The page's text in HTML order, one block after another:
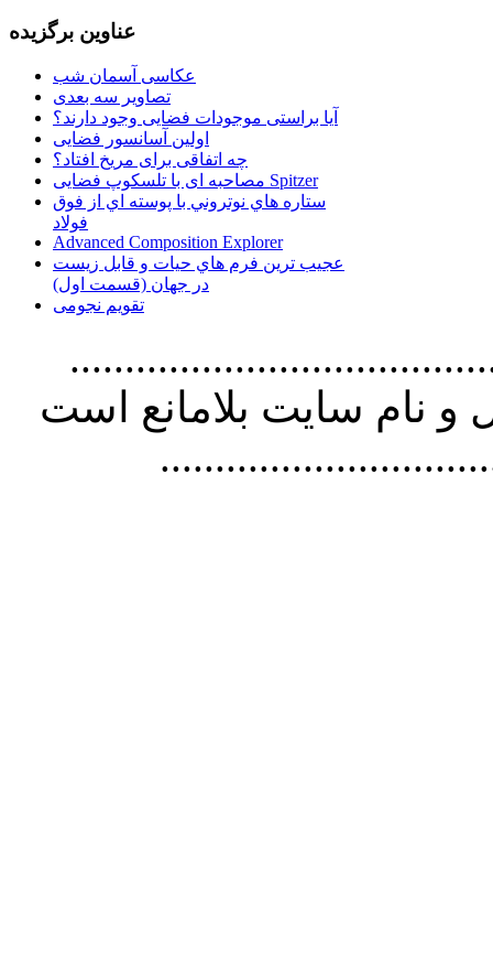
عناوین برگزیده
عکاسی آسمان شب
تصاویر سه بعدی
آیا براستی موجودات فضایی وجود دارند؟
اولین آسانسور فضایی
چه اتفاقی برای مریخ افتاد؟
مصاحبه ای با تلسکوپ فضایی Spitzer
ستاره هاي نوتروني با پوسته اي از فوق
فولاد
Advanced Composition Explorer
عجیب ترین فرم هاي حيات و قابل زيست
در جهان (قسمت اول)
تقویم نجومی
استفاده از
نام سايت بلامانع است